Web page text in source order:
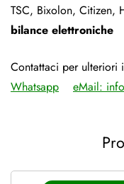
TSC, Bixolon, Citizen,
bilance elettroniche
Contattaci per ulteriori
Whatsapp
eMail: